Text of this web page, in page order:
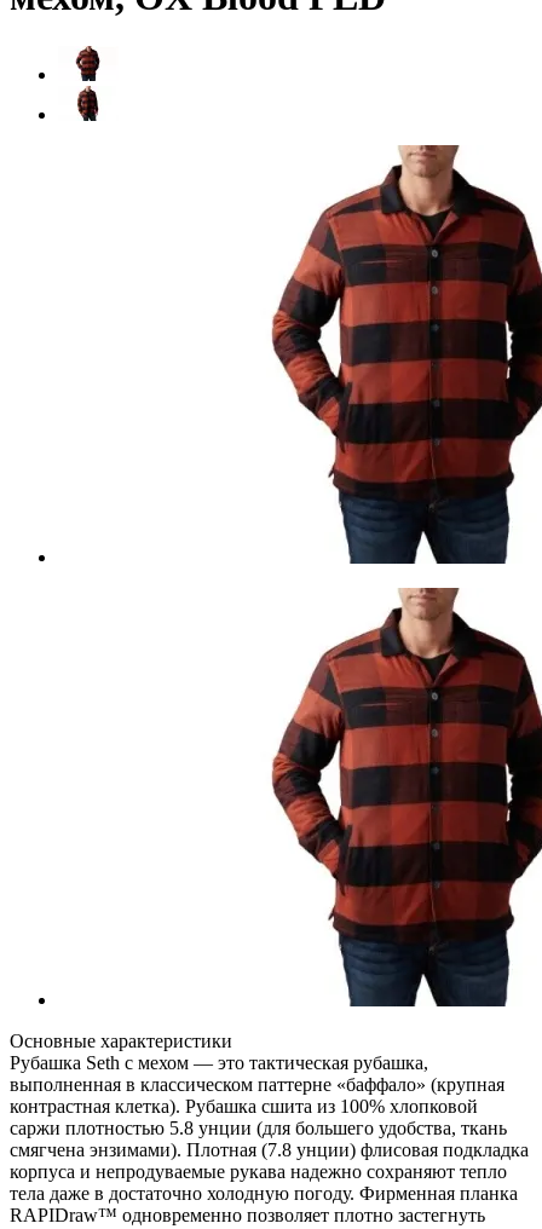
Основные характеристики
Рубашка Seth с мехом — это тактическая рубашка,
выполненная в классическом паттерне «баффало» (крупная
контрастная клетка). Рубашка сшита из 100% хлопковой
саржи плотностью 5.8 унции (для большего удобства, ткань
смягчена энзимами). Плотная (7.8 унции) флисовая подкладка
корпуса и непродуваемые рукава надежно сохраняют тепло
тела даже в достаточно холодную погоду. Фирменная планка
RAPIDraw™ одновременно позволяет плотно застегнуть